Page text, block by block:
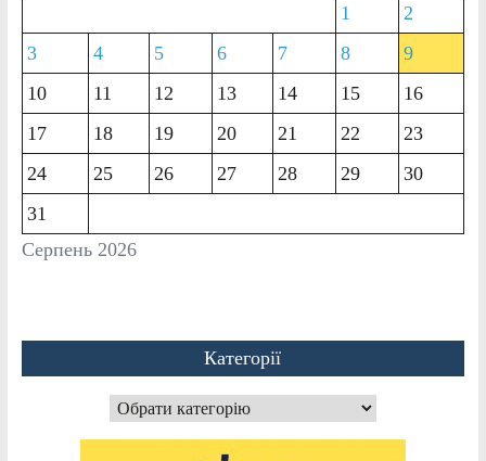
Серпень 2026
1
2
3
4 5 6 7 8
9
10
11 12 13 14 15
16
17
18 19 20 21 22
23
24
25 26 27 28 29
30
31
Категорії
Категорії